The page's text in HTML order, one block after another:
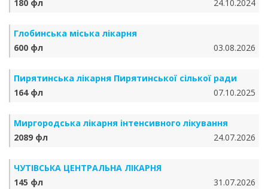
180 фл
24.10.2024
Глобинська міська лікарня
600 фл
03.08.2026
Пирятинська лікарня Пирятинської сілької ради
164 фл
07.10.2025
Миргородська лікарня інтенсивного лікування
2089 фл
24.07.2026
ЧУТІВСЬКА ЦЕНТРАЛЬНА ЛІКАРНЯ
145 фл
31.07.2026